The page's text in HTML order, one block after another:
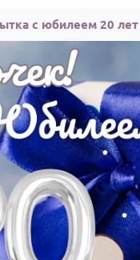
с юбилеем 20